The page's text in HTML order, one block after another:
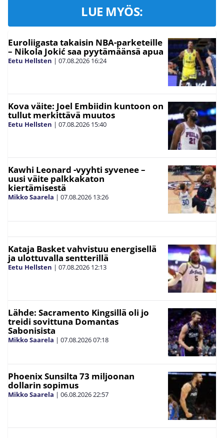
LUE MYÖS:
Euroliigasta takaisin NBA-parketeille
– Nikola Jokić saa pyytämäänsä apua
Eetu Hellsten | 07.08.2026 16:24
Kova väite: Joel Embiidin kuntoon on
tullut merkittävä muutos
Eetu Hellsten | 07.08.2026 15:40
Kawhi Leonard -vyyhti syvenee –
uusi väite palkkakaton
kiertämisestä
Mikko Saarela | 07.08.2026 13:26
Kataja Basket vahvistuu energisellä
ja ulottuvalla sentterillä
Eetu Hellsten | 07.08.2026 12:13
Lähde: Sacramento Kingsillä oli jo
treidi sovittuna Domantas
Sabonisista
Mikko Saarela | 07.08.202607:18
Phoenix Sunsilta 73 miljoonan
dollarin sopimus
Mikko Saarela | 06.08.202622:57